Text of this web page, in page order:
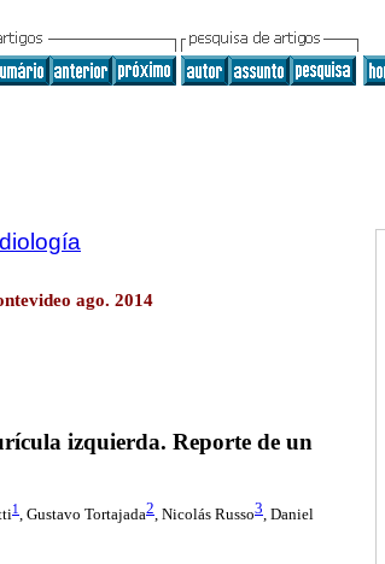
ago. 2014
izquierda. Reporte de un
1, Gustavo Tortajada2, Nicolás Russo3, Daniel